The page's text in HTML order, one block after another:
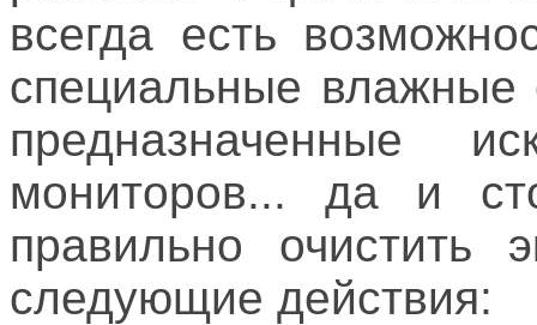
всегда есть
специальные влажные
предназначенные
мониторов... да и
правильно очистить
следующие действия: